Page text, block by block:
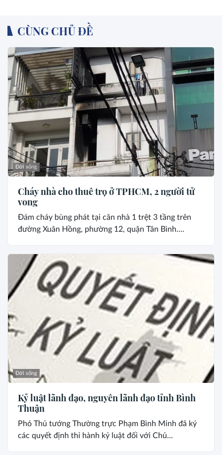
CÙNG CHỦ ĐỀ
Đời sống
Cháy nhà cho thuê trọ ở TPHCM, 2 người tử
vong
Đám cháy bùng phát tại căn nhà 1 trệt 3 tầng trên
đường Xuân Hồng, phường 12, quận Tân Bình....
Đời sống
Kỷ luật lãnh đạo, nguyên lãnh đạo tỉnh Bình
Thuận
Phó Thủ tướng Thường trực Phạm Bình Minh đã ký
các quyết định thi hành kỷ luật đối với Chủ...